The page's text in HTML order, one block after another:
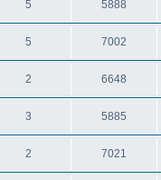
5 5888
5 7002
2 6648
3 5885
2 7021